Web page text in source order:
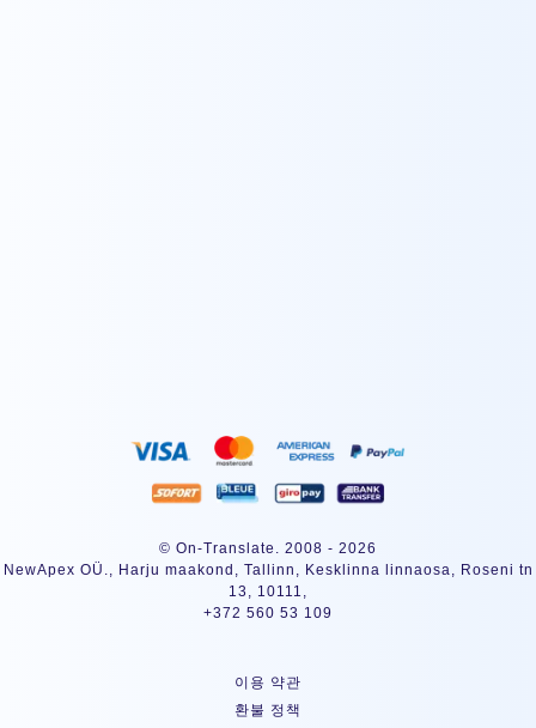
© On-Translate. 2008 - 2026
NewApex OÜ., Harju maakond, Tallinn, Kesklinna linnaosa, Roseni tn
13, 10111,
+372 560 53 109
이용 약관
환불 정책